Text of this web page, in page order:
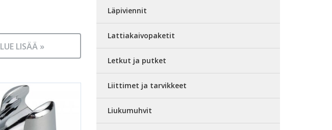
LUE LISÄÄ »
Läpiviennit
Lattiakaivopaketit
Letkut ja putket
Liittimet ja tarvikkeet
Liukumuhvit